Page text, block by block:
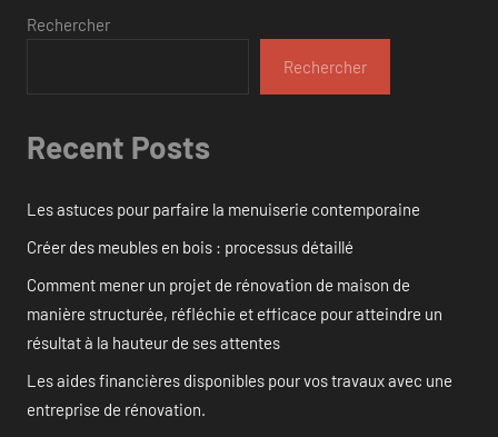
Rechercher
Rechercher
Recent Posts
Les astuces pour parfaire la menuiserie contemporaine
Créer des meubles en bois : processus détaillé
Comment mener un projet de rénovation de maison de
manière structurée, réfléchie et efficace pour atteindre un
résultat à la hauteur de ses attentes
Les aides financières disponibles pour vos travaux avec une
entreprise de rénovation.